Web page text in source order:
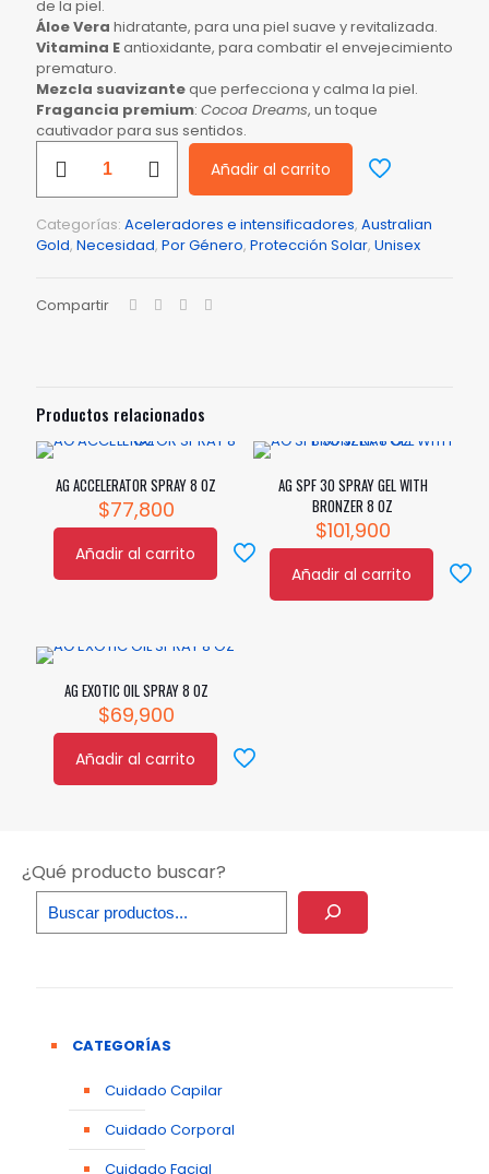
de la piel.
Áloe Vera hidratante, para una piel suave y revitalizada.
Vitamina Eantioxidante, para combatir el envejecimiento
prematuro.
Mezcla suavizanteque perfecciona y calma la piel.
Fragancia premium: Cocoa Dreams, un toque
cautivador para sus sentidos.
ACCELERATOR
OZ
cantidad
Añadir al carrito
Categorías: Aceleradores e intensificadores, Australian
Gold, Necesidad, Por Género, Protección Solar, Unisex
Compartir
Productos relacionados
AG ACCELERATOR SPRAY 8 OZ
$77,800
Añadir al carrito
AG SPF 30 SPRAY GEL WITH
BRONZER 8 OZ
$101,900
Añadir al carrito
AG EXOTIC OIL SPRAY 8 OZ
$69,900
Añadir al carrito
¿Qué producto buscar?
CATEGORÍAS
Cuidado Capilar
Cuidado Corporal
Cuidado Facial